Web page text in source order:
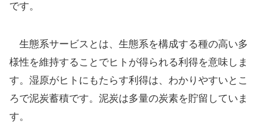
です。
生態系サービスとは、生態系を構成する種の高い多
様性を維持することでヒトが得られる利得を意味しま
す。湿原がヒトにもたらす利得は、わかりやすいとこ
ろで泥炭蓄積です。泥炭は多量の炭素を貯留していま
す。